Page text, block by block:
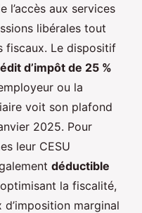
l’accès aux services
libérales tout
fiscaux. Le dispositif
d’impôt de 25 %
ou la
voit son plafond
2025. Pour
leur CESU
déductible
la fiscalité,
marginal